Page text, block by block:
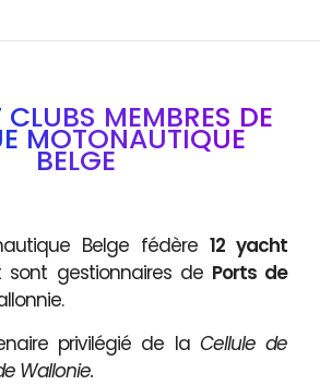
CLUBS MEMBRES DE
MOTONAUTIQUE
BELGE
Belge fédère 12 yacht
sont gestionnaires de Ports de
privilégié de la Cellule de
Wallonie.